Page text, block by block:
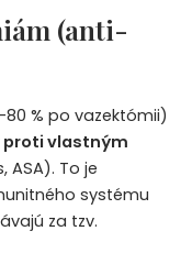
(anti-
% po vazektómii)
vlastným
To je
systému
za tzv.